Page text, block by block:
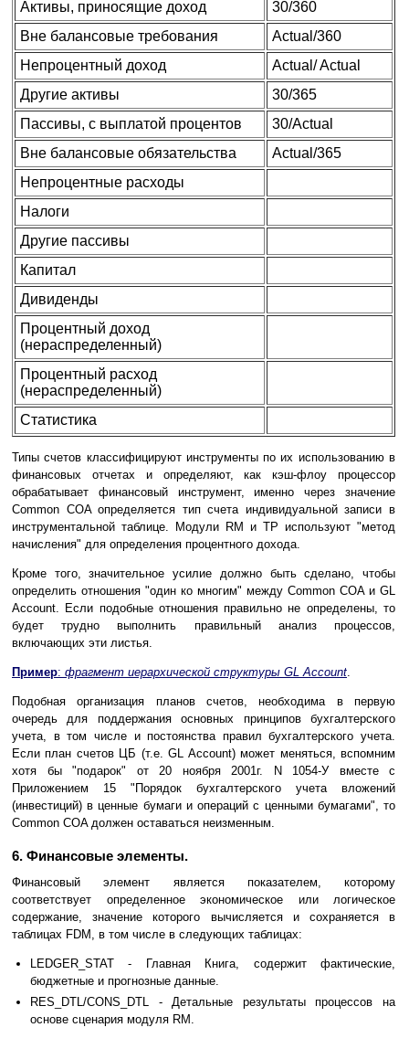
Активы, приносящие доход
30/360
Вне балансовые требования
Actual/360
Непроцентный доход
Actual/ Actual
Другие активы
30/365
Пассивы, с выплатой процентов
30/Actual
Вне балансовые обязательства
Actual/365
Непроцентные расходы
Налоги
Другие пассивы
Капитал
Дивиденды
Процентный доход
(нераспределенный)
Процентный расход
(нераспределенный)
Статистика
Типы счетов классифицируют инструменты по их использованию в
финансовых отчетах и определяют, как кэш-флоу процессор
обрабатывает финансовый инструмент, именно через значение
Common COA определяется тип счета индивидуальной записи в
инструментальной таблице. Модули RM и TP используют "метод
начисления" для определения процентного дохода.
Кроме того, значительное усилие должно быть сделано, чтобы
определить отношения "один ко многим" между Common COA и GL
Account. Если подобные отношения правильно не определены, то
будет трудно выполнить правильный анализ процессов,
включающих эти листья.
Пример: фрагмент иерархической структуры GL Account.
Подобная организация планов счетов, необходима в первую
очередь для поддержания основных принципов бухгалтерского
учета, в том числе и постоянства правил бухгалтерского учета.
Если план счетов ЦБ (т.е. GL Account) может меняться, вспомним
хотя бы "подарок" от 20 ноября 2001г. N 1054-У вместе с
Приложением 15 "Порядок бухгалтерского учета вложений
(инвестиций) в ценные бумаги и операций с ценными бумагами", то
Common COA должен оставаться неизменным.
6. Финансовые элементы.
Финансовый элемент является показателем, которому
соответствует определенное экономическое или логическое
содержание, значение которого вычисляется и сохраняется в
таблицах FDM, в том числе в следующих таблицах:
LEDGER_STAT - Главная Книга, содержит фактические,
бюджетные и прогнозные данные.
RES_DTL/CONS_DTL - Детальные результаты процессов на
основе сценария модуля RM.